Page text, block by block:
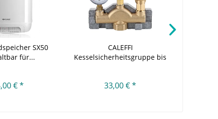
SX50
für...
€ *
CALEFFI
Kesselsicherheitsgruppe bis
33,00 € *